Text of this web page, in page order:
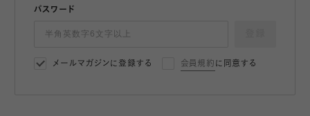
パスワード
メールマガジンに登録する 会員規約 に同意する